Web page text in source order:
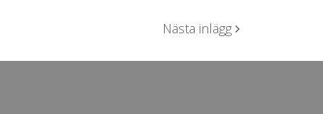
Nästa inlägg